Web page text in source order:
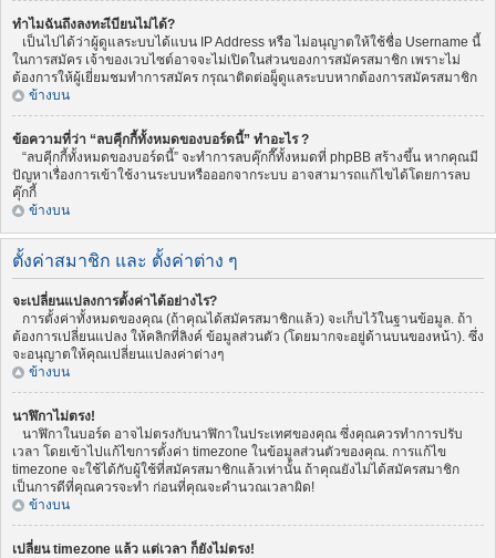
ทำไมฉันถึงลงทะเีบียนไม่ได้?
เป็นไปได้ว่าผู้ดูแลระบบได้แบน IP Address หรือ ไม่อนุญาตให้ใช้ชื่อ Username นี้
ในการสมัคร เจ้าของเวบไซต์อาจจะไม่เปิดในส่วนของการสมัครสมาชิก เพราะไม่
ต้องการให้ผู้เยี่ยมชมทำการสมัคร กรุณาติดต่อผู็ดูแลระบบหากต้องการสมัครสมาชิก
ข้างบน
ข้อความที่ว่า “ลบคุีกกี้ทั้งหมดของบอร์ดนี้” ทำอะไร ?
“ลบคุีกกี้ทั้งหมดของบอร์ดนี้” จะทำการลบคุ๊กกี๊ทั้งหมดที่ phpBB สร้างขึ้น หากคุณมี
ปัญหาเรื่องการเข้าใช้งานระบบหรือออกจากระบบ อาจสามารถแก้ไขได้โดยการลบ
คุ๊กกี้
ข้างบน
ตั้งค่าสมาชิก และ ตั้งค่าต่าง ๆ
จะเปลี่ยนแปลงการตั้งค่าได้อย่างไร?
การตั้งค่าทั้งหมดของคุณ (ถ้าคุณได้สมัครสมาชิกแล้ว) จะเก็บไว้ในฐานข้อมูล. ถ้า
ต้องการเปลี่ยนแปลง ให้คลิกที่ลิงค์ ข้อมูลส่วนตัว (โดยมากจะอยู่ด้านบนของหน้า). ซึ่ง
จะอนุญาตให้คุณเปลี่ยนแปลงค่าต่างๆ
ข้างบน
นาฬิกาไม่ตรง!
นาฬิกาในบอร์ด อาจไม่ตรงกับนาฬิกาในประเทศของคุณ ซึ่งคุณควรทำการปรับ
เวลา โดยเข้าไปแก้ไขการตั้งค่า timezone ในข้อมูลส่วนตัวของคุณ. การแก้ไข
timezone จะใช้ได้กับผู้ใช้ที่สมัครสมาชิกแล้วเท่านั้น ถ้าคุณยังไม่ได้สมัครสมาชิก
เป็นการดีที่คุณควรจะทำ ก่อนที่คุณจะคำนวณเวลาผิด!
ข้างบน
เปลี่ยน timezone แล้ว แต่เวลา ก็ยังไม่ตรง!